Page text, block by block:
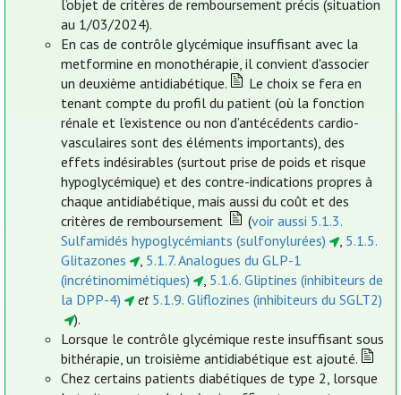
l’objet de critères de remboursement précis (situation
au 1/03/2024).
En cas de contrôle glycémique insuffisant avec la
metformine en monothérapie, il convient d'associer
un deuxième antidiabétique.
Le choix se fera en
tenant compte du profil du patient (où la fonction
rénale et l’existence ou non d’antécédents cardio-
vasculaires sont des éléments importants), des
effets indésirables (surtout prise de poids et risque
hypoglycémique) et des contre-indications propres à
chaque antidiabétique, mais aussi du coût et des
critères de remboursement
(voir aussi 5.1.3.
Sulfamidés hypoglycémiants (sulfonylurées)
, 5.1.5.
Glitazones
, 5.1.7. Analogues du GLP-1
(incrétinomimétiques)
, 5.1.6. Gliptines (inhibiteurs de
la DPP-4)
et 5.1.9. Gliflozines (inhibiteurs du SGLT2)
).
Lorsque le contrôle glycémique reste insuffisant sous
bithérapie, un troisième antidiabétique est ajouté.
Chez certains patients diabétiques de type 2, lorsque